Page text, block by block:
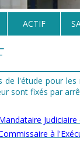
ACTIF
de l'étude pour les
sont fixés par
à